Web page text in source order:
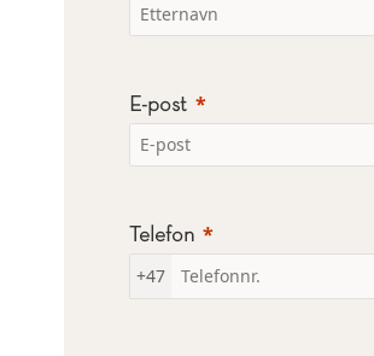
E-post
Telefon
+47